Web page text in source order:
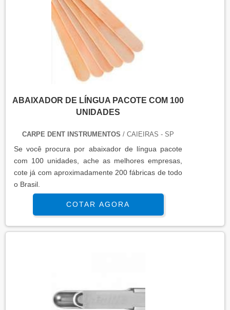
ABAIXADOR DE LÍNGUA PACOTE COM 100
UNIDADES
CARPE DENT INSTRUMENTOS / CAIEIRAS - SP
Se você procura por abaixador de lí­ngua pacote
com 100 unidades, ache as melhores empresas,
cote já com aproximadamente 200 fábricas de todo
o Brasil.
COTAR AGORA